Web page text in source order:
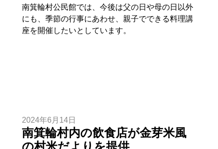
南箕輪村公民館では、今後は父の日や母の日以外
にも、季節の行事にあわせ、親子でできる料理講
座を開催したいとしています。
2024年6月14日
南箕輪村内の飲食店が金芽米風
の村米だよりを提供